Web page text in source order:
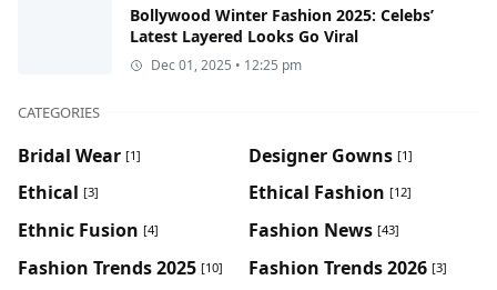
Bollywood Winter Fashion 2025: Celebs’
Latest Layered Looks Go Viral
Dec 01, 2025 • 12:25 pm
CATEGORIES
Bridal Wear [1] Designer Gowns [1]
Ethical [3] Ethical Fashion [12]
Ethnic Fusion [4] Fashion News [43]
Fashion Trends 2025 [10] Fashion Trends 2026 [3]